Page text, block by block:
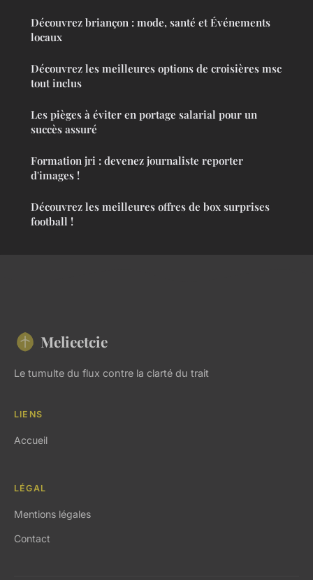
Découvrez briançon : mode, santé et Événements
locaux
Découvrez les meilleures options de croisières msc
tout inclus
Les pièges à éviter en portage salarial pour un
succès assuré
Formation jri : devenez journaliste reporter
d'images !
Découvrez les meilleures offres de box surprises
football !
Melieetcie
Le tumulte du flux contre la clarté du trait
LIENS
Accueil
LÉGAL
Mentions légales
Contact